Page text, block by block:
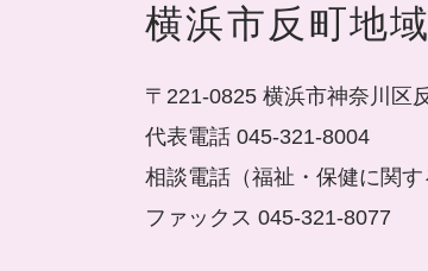
横浜市反町地
〒221-0825 横浜市神奈川区
代表電話 045-321-8004
相談電話（福祉・保健に関
ファックス 045-321-8077